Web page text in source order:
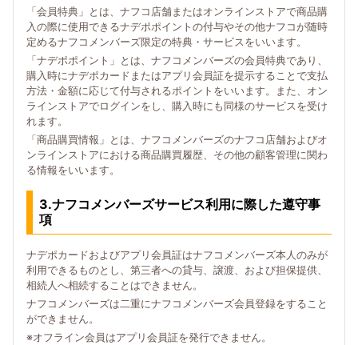
「会員特典」とは、ナフコ店舗またはオンラインストアで商品購
入の際に使用できるナデポポイントの付与やその他ナフコが随時
定めるナフコメンバーズ限定の特典・サービスをいいます。
「ナデポポイント」とは、ナフコメンバーズの会員特典であり、
購入時にナデポカードまたはアプリ会員証を提示することで支払
方法・金額に応じて付与されるポイントをいいます。また、オン
ラインストアでログインをし、購入時にも同様のサービスを受け
れます。
「商品購買情報」とは、ナフコメンバーズのナフコ店舗およびオ
ンラインストアにおける商品購買履歴、その他の顧客管理に関わ
る情報をいいます。
3.ナフコメンバーズサービス利用に際した遵守事
項
ナデポカードおよびアプリ会員証はナフコメンバーズ本人のみが
利用できるものとし、第三者への貸与、譲渡、および担保提供、
相続人へ相続することはできません。
ナフコメンバーズは二重にナフコメンバーズ会員登録をすること
ができません。
※オフライン会員はアプリ会員証を発行できません。